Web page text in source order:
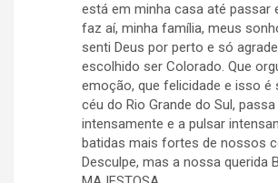
está em minha casa até passar
faz aí, minha família, meus
senti Deus por perto e só
escolhido ser Colorado. Que
emoção, que felicidade e isso é
céu do Rio Grande do Sul,
intensamente e a pulsar
batidas mais fortes de nossos
Desculpe, mas a nossa querida